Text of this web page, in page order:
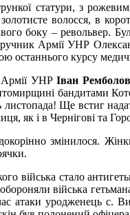
статури, з
волосся, в
боку – револьвер.
Армії УНР
останнього курсу
Армії УНРІван
бандитами
листопада! Ще встиг
як і в Чернігові та
змінилося.
війська стало
війська
атаки уродженець с.